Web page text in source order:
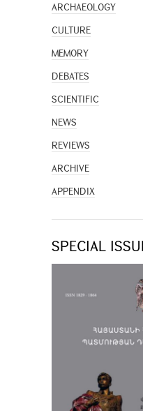
ARCHAEOLOGY
CULTURE
MEMORY
DEBATES
SCIENTIFIC
NEWS
REVIEWS
ARCHIVE
APPENDIX
SPECIAL